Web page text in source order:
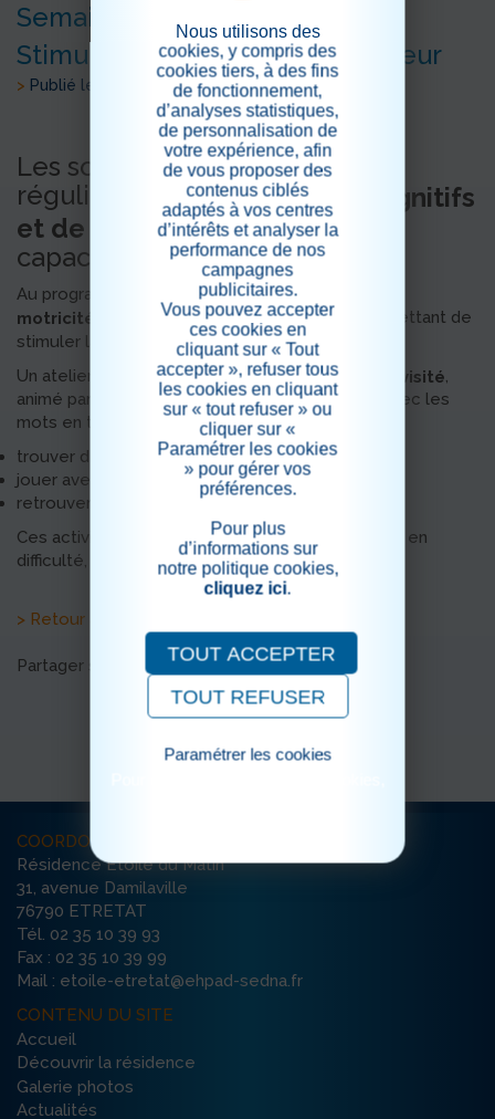
Semaine du 27 mars au 4 avril :
Stimuler les capacités en douceur
> Publié le 07/04/2026
Les soignantes proposent
régulièrement desateliers cognitifs
et de motricité, adaptés aux
capacités de chacun.
Au programme :
jeux de réflexion, exercices de
motricité, puzzles et activités ludiques
, permettant de
stimuler la mémoire et la concentration.
Un atelier original a été proposé : le scrabble revisité,
animé par Nathalie. Les résidents ont pu jouer avec les
mots en toute simplicité :
trouver des mots
jouer avec les rimes
retrouver des mots à partir d’une lettre
Ces activités favorisent la participation sans mise en
difficulté, dans un cadre rassurant.
> Retour aux actualités
Partager sur les réseaux sociaux
COORDONNÉES
Résidence Etoile du Matin
31, avenue Damilaville
76790 ETRETAT
Tél. 02 35 10 39 93
Fax : 02 35 10 39 99
Mail : etoile-etretat@ehpad-sedna.fr
CONTENU DU SITE
Accueil
Découvrir la résidence
Galerie photos
Actualités
Nous utilisons des
cookies, y compris des
cookies tiers, à des fins
de fonctionnement,
d’analyses statistiques,
de personnalisation de
votre expérience, afin
de vous proposer des
contenus ciblés
adaptés à vos centres
d’intérêts et analyser la
performance de nos
campagnes
publicitaires.
Vous pouvez accepter
ces cookies en
cliquant sur « Tout
accepter », refuser tous
les cookies en cliquant
sur « tout refuser » ou
cliquer sur «
Paramétrer les cookies
» pour gérer vos
préférences.
Pour plus
d’informations sur
notre politique cookies,
cliquez ici.
TOUT ACCEPTER
TOUT REFUSER
Paramétrer les cookies